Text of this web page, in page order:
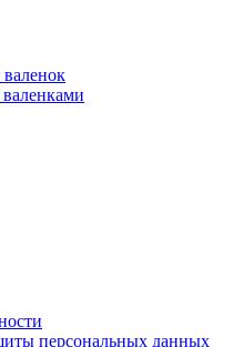
персональных данных